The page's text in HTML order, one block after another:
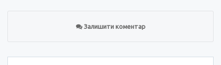
Залишити коментар